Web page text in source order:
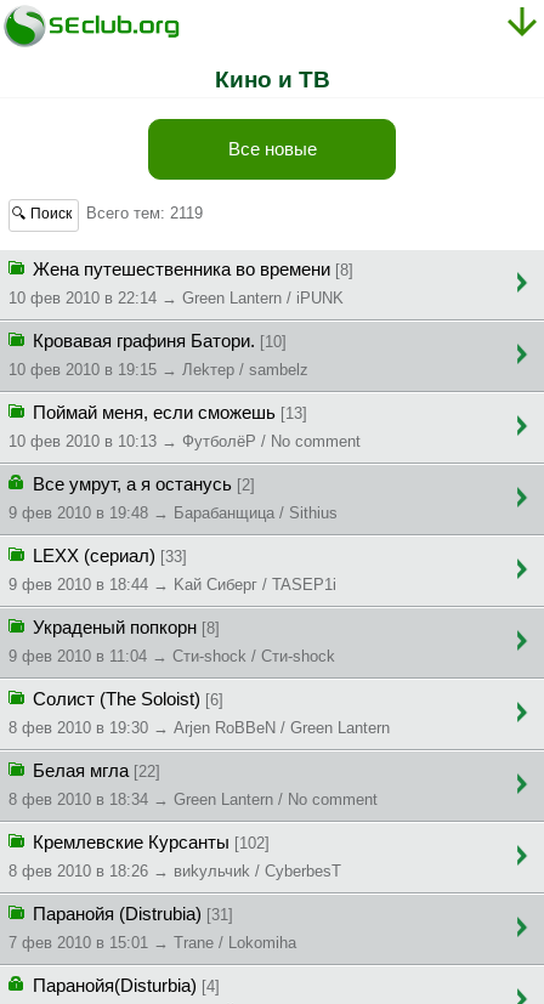
Кино и ТВ
Все новые
🔍 Поиск Всего тем: 2119
Жена путешественника во времени [8]
10 фев 2010 в 22:14 → Green Lantern / iPUNK
Кровавая графиня Батори. [10]
10 фев 2010 в 19:15 → Лekтep / sambelz
Поймай меня, если сможешь [13]
10 фев 2010 в 10:13 → ФутболёР / No comment
Все умрут, а я останусь [2]
9 фев 2010 в 19:48 → Бapaбaнщицa / Sithius
LEXX (сериал) [33]
9 фев 2010 в 18:44 → Kaй Cибepг / TASEP1i
Украденый попкорн [8]
9 фев 2010 в 11:04 → Cти-shock / Cти-shock
Солист (The Soloist) [6]
8 фев 2010 в 19:30 → Arjen RoBBeN / Green Lantern
Белая мгла [22]
8 фев 2010 в 18:34 → Green Lantern / No comment
Кремлевские Курсанты [102]
8 фев 2010 в 18:26 → виkyльчиk / CyberbesT
Паранойя (Distrubia) [31]
7 фев 2010 в 15:01 → Trane / Lokomiha
Паранойя(Disturbia) [4]